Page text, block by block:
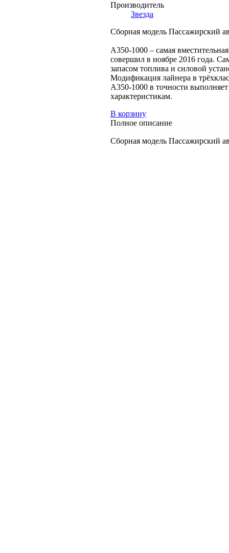
Производитель
Звезда
Сборная модель Пассажирский
А350-1000 – самая
совершил в ноябре 2016 года.
запасом топлива и силовой
Модификация лайнера в
A350-1000 в точности
характеристикам.
В корзину
Полное описание
Сборная модель Пассажирский